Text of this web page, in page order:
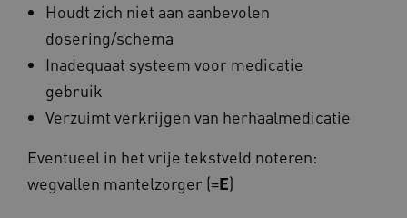
Houdt zich niet aan aanbevolen
dosering/schema
Inadequaat systeem voor medicatie
gebruik
Verzuimt verkrijgen van herhaalmedicatie
Eventueel in het vrije tekstveld noteren:
wegvallen mantelzorger (=E)
AWSALBCORS
VISITOR_PRIVACY_METADATA
Google Privacy Policy